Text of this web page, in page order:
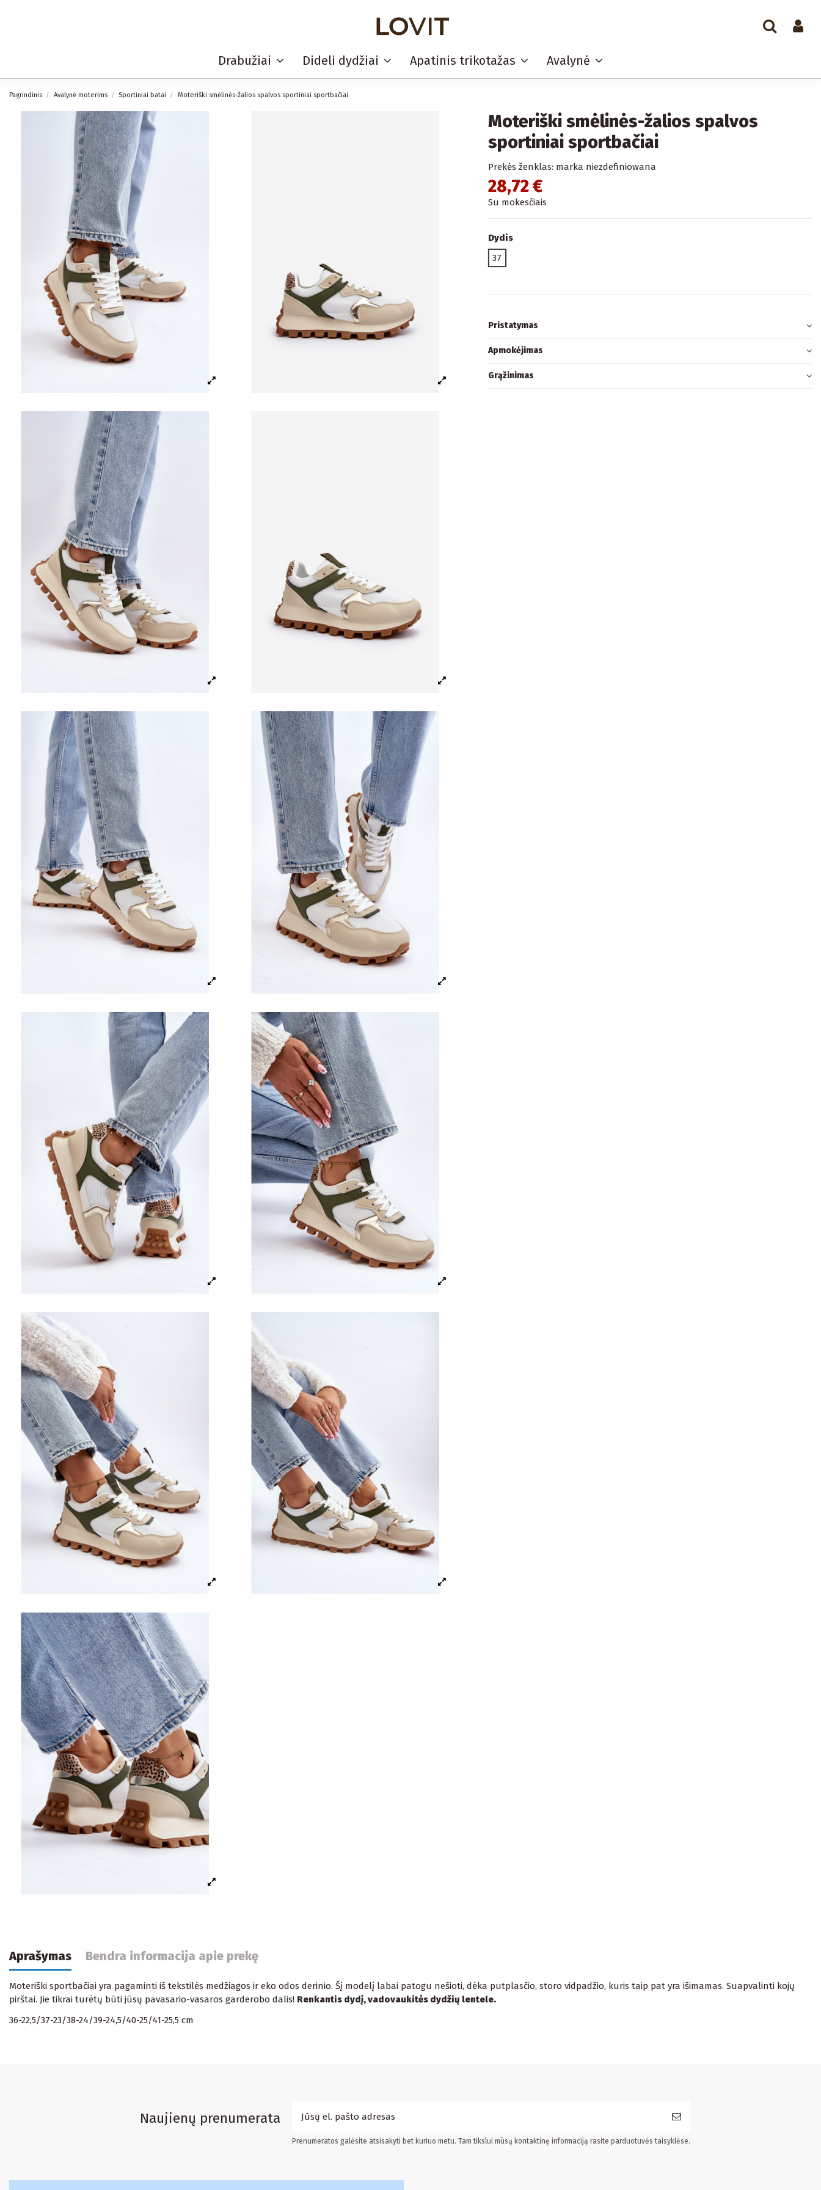
Drabužiai Dideli dydžiai Apatinis trikotažas Avalynė
Pagrindinis Avalynė moterims Sportiniai batai Moteriški smėlinės-žalios spalvos sportiniai sportbačiai
Moteriški smėlinės-žalios spalvos
sportiniai sportbačiai
Prekės ženklas: marka niezdefiniowana
28,72 €
Su mokesčiais
Dydis
37
Pristatymas
Apmokėjimas
Grąžinimas
Aprašymas Bendra informacija apie prekę
Moteriški sportbačiai yra pagaminti iš tekstilės medžiagos ir eko odos derinio. Šį modelį labai patogu nešioti, dėka putplasčio, storo vidpadžio, kuris taip pat yra išimamas. Suapvalinti kojų
pirštai. Jie tikrai turėtų būti jūsų pavasario-vasaros garderobo dalis! Renkantis dydį, vadovaukitės dydžių lentele.
36-22,5/37-23/38-24/39-24,5/40-25/41-25,5 cm
Naujienų prenumerata
Prenumeratos galėsite atsisakyti bet kuriuo metu. Tam tikslui mūsų kontaktinę informaciją rasite parduotuvės taisyklėse.